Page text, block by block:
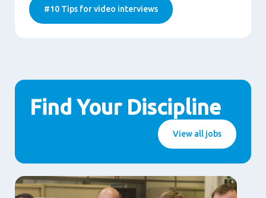
#10 Tips for video interviews
Find Your Discipline
View all jobs